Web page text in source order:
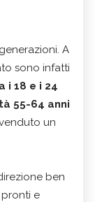
A
sono infatti
i 18 e i 24
55-64 anni
un
ben
e